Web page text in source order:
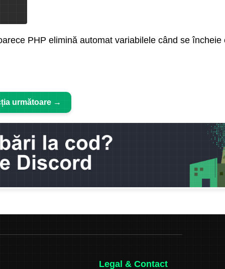
PHP elimină automat variabilele când se încheie
următoare →
Legal & Contact